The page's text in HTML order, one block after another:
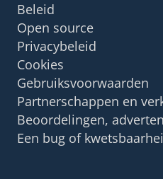
Beleid
Open source
Privacybeleid
Cookies
Gebruiksvoorwaarden
Partnerschappen en
Beoordelingen,
Een bug of